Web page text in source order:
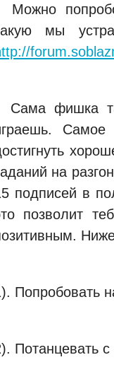
Можно
мы
Сама фишка
на
подписей в
позволит
Попробовать
Потанцевать